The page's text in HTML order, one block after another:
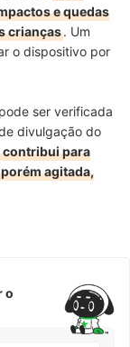
e quedas
crianças. Um
o dispositivo por
ser verificada
divulgação do
contribui para
agitada,
o